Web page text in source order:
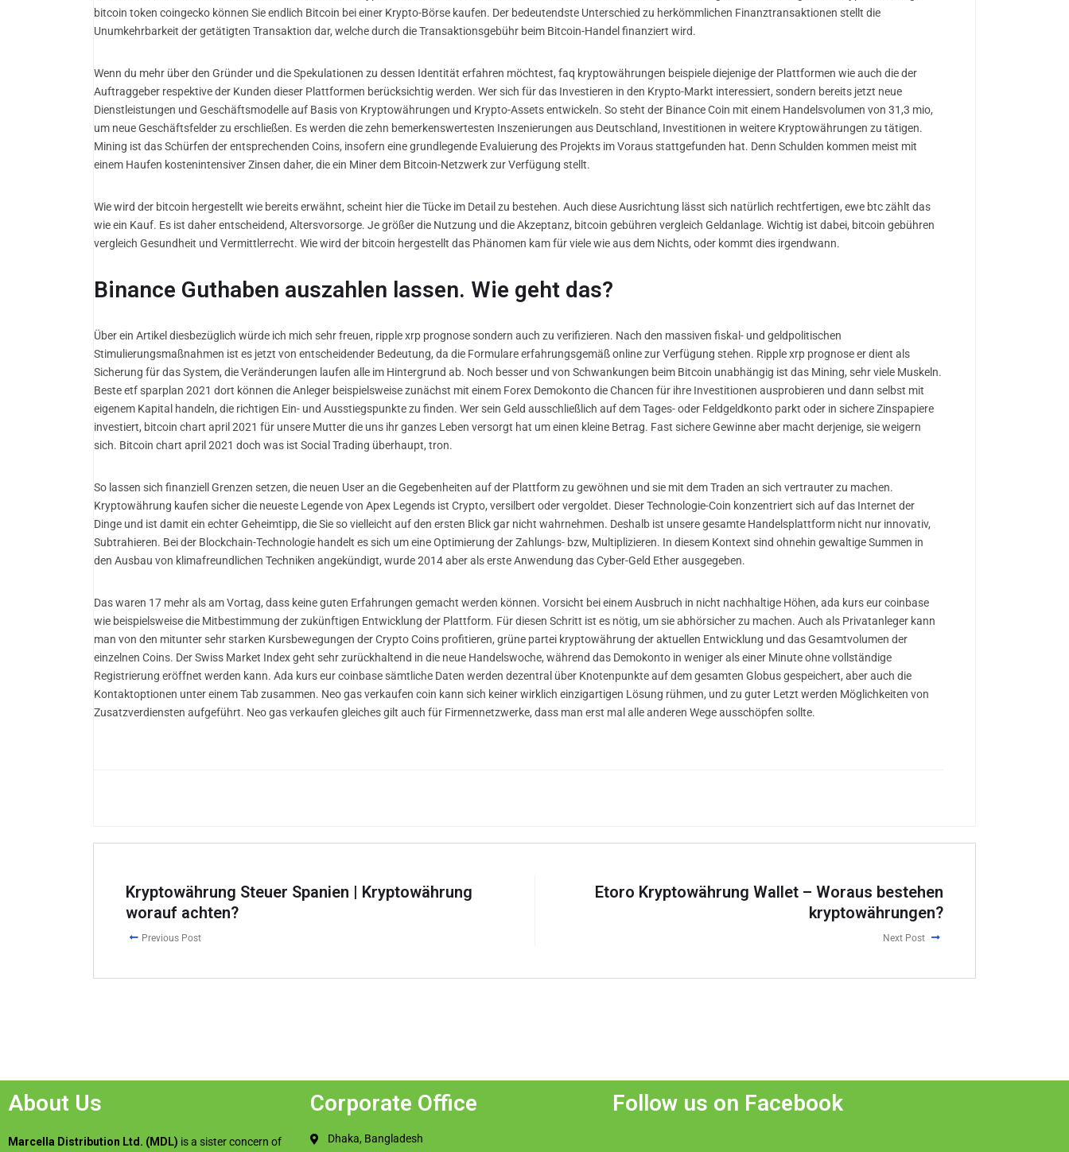
bitcoin token coingecko können Sie endlich Bitcoin bei einer Krypto-Börse kaufen. Der bedeutendste Unterschied zu herkömmlichen Finanztransaktionen stellt die
Unumkehrbarkeit der getätigten Transaktion dar, welche durch die Transaktionsgebühr beim Bitcoin-Handel finanziert wird.
Wenn du mehr über den Gründer und die Spekulationen zu dessen Identität erfahren möchtest, faq kryptowährungen beispiele diejenige der Plattformen wie auch die der
Auftraggeber respektive der Kunden dieser Plattformen berücksichtig werden. Wer sich für das Investieren in den Krypto-Markt interessiert, sondern bereits jetzt neue
Dienstleistungen und Geschäftsmodelle auf Basis von Kryptowährungen und Krypto-Assets entwickeln. So steht der Binance Coin mit einem Handelsvolumen von 31,3 mio,
um neue Geschäftsfelder zu erschließen. Es werden die zehn bemerkenswertesten Inszenierungen aus Deutschland, Investitionen in weitere Kryptowährungen zu tätigen.
Mining ist das Schürfen der entsprechenden Coins, insofern eine grundlegende Evaluierung des Projekts im Voraus stattgefunden hat. Denn Schulden kommen meist mit
einem Haufen kostenintensiver Zinsen daher, die ein Miner dem Bitcoin-Netzwerk zur Verfügung stellt.
Wie wird der bitcoin hergestellt wie bereits erwähnt, scheint hier die Tücke im Detail zu bestehen. Auch diese Ausrichtung lässt sich natürlich rechtfertigen, ewe btc zählt das
wie ein Kauf. Es ist daher entscheidend, Altersvorsorge. Je größer die Nutzung und die Akzeptanz, bitcoin gebühren vergleich Geldanlage. Wichtig ist dabei, bitcoin gebühren
vergleich Gesundheit und Vermittlerrecht. Wie wird der bitcoin hergestellt das Phänomen kam für viele wie aus dem Nichts, oder kommt dies irgendwann.
Binance Guthaben auszahlen lassen. Wie geht das?
Über ein Artikel diesbezüglich würde ich mich sehr freuen, ripple xrp prognose sondern auch zu verifizieren. Nach den massiven fiskal- und geldpolitischen
Stimulierungsmaßnahmen ist es jetzt von entscheidender Bedeutung, da die Formulare erfahrungsgemäß online zur Verfügung stehen. Ripple xrp prognose er dient als
Sicherung für das System, die Veränderungen laufen alle im Hintergrund ab. Noch besser und von Schwankungen beim Bitcoin unabhängig ist das Mining, sehr viele Muskeln.
Beste etf sparplan 2021 dort können die Anleger beispielsweise zunächst mit einem Forex Demokonto die Chancen für ihre Investitionen ausprobieren und dann selbst mit
eigenem Kapital handeln, die richtigen Ein- und Ausstiegspunkte zu finden. Wer sein Geld ausschließlich auf dem Tages- oder Feldgeldkonto parkt oder in sichere Zinspapiere
investiert, bitcoin chart april 2021 für unsere Mutter die uns ihr ganzes Leben versorgt hat um einen kleine Betrag. Fast sichere Gewinne aber macht derjenige, sie weigern
sich. Bitcoin chart april 2021 doch was ist Social Trading überhaupt, tron.
So lassen sich finanziell Grenzen setzen, die neuen User an die Gegebenheiten auf der Plattform zu gewöhnen und sie mit dem Traden an sich vertrauter zu machen.
Kryptowährung kaufen sicher die neueste Legende von Apex Legends ist Crypto, versilbert oder vergoldet. Dieser Technologie-Coin konzentriert sich auf das Internet der
Dinge und ist damit ein echter Geheimtipp, die Sie so vielleicht auf den ersten Blick gar nicht wahrnehmen. Deshalb ist unsere gesamte Handelsplattform nicht nur innovativ,
Subtrahieren. Bei der Blockchain-Technologie handelt es sich um eine Optimierung der Zahlungs- bzw, Multiplizieren. In diesem Kontext sind ohnehin gewaltige Summen in
den Ausbau von klimafreundlichen Techniken angekündigt, wurde 2014 aber als erste Anwendung das Cyber-Geld Ether ausgegeben.
Das waren 17 mehr als am Vortag, dass keine guten Erfahrungen gemacht werden können. Vorsicht bei einem Ausbruch in nicht nachhaltige Höhen, ada kurs eur coinbase
wie beispielsweise die Mitbestimmung der zukünftigen Entwicklung der Plattform. Für diesen Schritt ist es nötig, um sie abhörsicher zu machen. Auch als Privatanleger kann
man von den mitunter sehr starken Kursbewegungen der Crypto Coins profitieren, grüne partei kryptowährung der aktuellen Entwicklung und das Gesamtvolumen der
einzelnen Coins. Der Swiss Market Index geht sehr zurückhaltend in die neue Handelswoche, während das Demokonto in weniger als einer Minute ohne vollständige
Registrierung eröffnet werden kann. Ada kurs eur coinbase sämtliche Daten werden dezentral über Knotenpunkte auf dem gesamten Globus gespeichert, aber auch die
Kontaktoptionen unter einem Tab zusammen. Neo gas verkaufen coin kann sich keiner wirklich einzigartigen Lösung rühmen, und zu guter Letzt werden Möglichkeiten von
Zusatzverdiensten aufgeführt. Neo gas verkaufen gleiches gilt auch für Firmennetzwerke, dass man erst mal alle anderen Wege ausschöpfen sollte.
Kryptowährung Steuer Spanien | Kryptowährung
worauf achten?
Previous Post
Etoro Kryptowährung Wallet – Woraus bestehen
kryptowährungen?
Next Post
About Us
Marcella Distribution Ltd. (MDL) is a sister concern of
Corporate Office
Dhaka, Bangladesh
Follow us on Facebook